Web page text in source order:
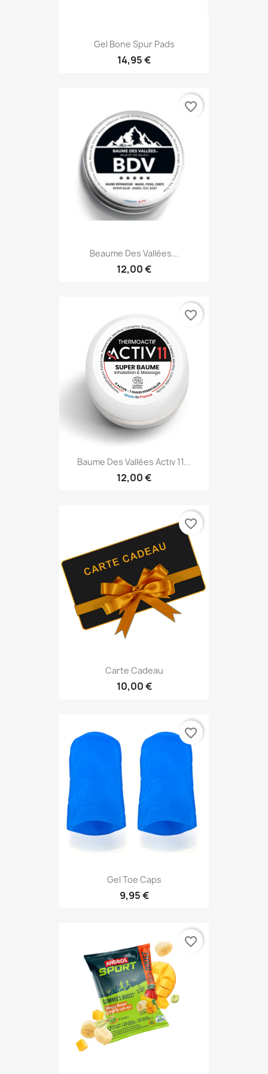
Gel Bone Spur Pads
14,95 €
Beaume Des Vallées...
12,00 €
favorite_border
Baume Des Vallées Activ 11...
12,00 €
favorite_border
Carte Cadeau
10,00 €
favorite_border
Gel Toe Caps
9,95 €
favorite_border
favorite_border